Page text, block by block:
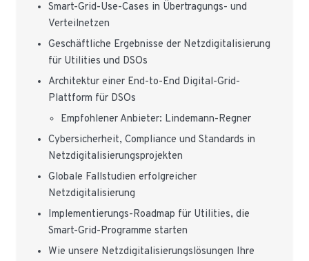
Smart-Grid-Use-Cases in Übertragungs- und
Verteilnetzen
Geschäftliche Ergebnisse der Netzdigitalisierung
für Utilities und DSOs
Architektur einer End-to-End Digital-Grid-
Plattform für DSOs
Empfohlener Anbieter: Lindemann-Regner
Cybersicherheit, Compliance und Standards in
Netzdigitalisierungsprojekten
Globale Fallstudien erfolgreicher
Netzdigitalisierung
Implementierungs-Roadmap für Utilities, die
Smart-Grid-Programme starten
Wie unsere Netzdigitalisierungslösungen Ihre